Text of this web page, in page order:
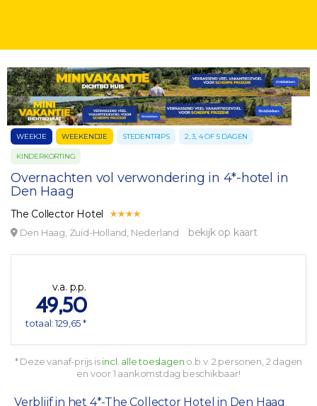
WEEKJE WEEKENDJE STEDENTRIPS 2, 3, 4 OF 5 DAGEN
KINDERKORTING
Overnachten vol verwondering in 4*-hotel in
Den Haag
The Collector Hotel
Den Haag, Zuid-Holland, Nederland bekijk op kaart
v.a. p.p.
49,50
totaal: 129,65 *
* Deze vanaf-prijs isincl. alle toeslagen o.b.v. 2 personen, 2 dagen
en voor 1 aankomstdag beschikbaar!
Verblijf in het 4*-The Collector Hotel in Den Haag